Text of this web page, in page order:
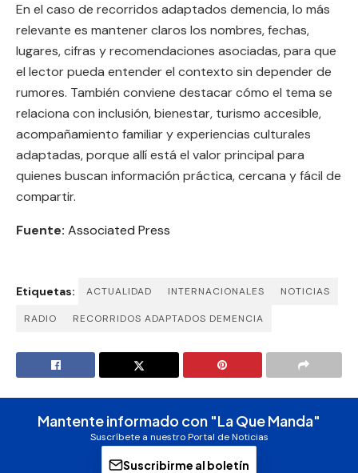
En el caso de recorridos adaptados demencia, lo más
relevante es mantener claros los nombres, fechas,
lugares, cifras y recomendaciones asociadas, para que
el lector pueda entender el contexto sin depender de
rumores. También conviene destacar cómo el tema se
relaciona con inclusión, bienestar, turismo accesible,
acompañamiento familiar y experiencias culturales
adaptadas, porque allí está el valor principal para
quienes buscan información práctica, cercana y fácil de
compartir.
Fuente: Associated Press
Etiquetas: ACTUALIDAD INTERNACIONALES NOTICIAS
RADIO RECORRIDOS ADAPTADOS DEMENCIA
Mantente informado con "La Que Manda"
Suscríbete a nuestro Portal de Noticias
Suscribirme al boletín